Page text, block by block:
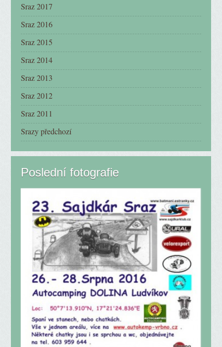
Sraz 2017
Sraz 2016
Sraz 2015
Sraz 2014
Sraz 2013
Sraz 2012
Sraz 2011
Srazy předchozí
Poslední fotografie